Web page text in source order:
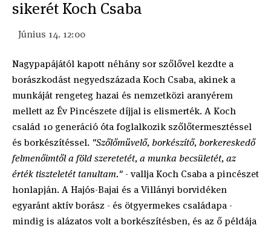
sikerét Koch Csaba
Június 14. 12:00
Nagypapájától kapott néhány sor szőlővel kezdte a
borászkodást negyedszázada Koch Csaba, akinek a
munkáját rengeteg hazai és nemzetközi aranyérem
mellett az Év Pincészete díjjal is elismerték. A Koch
család 10 generáció óta foglalkozik szőlőtermesztéssel
és borkészítéssel. "Szőlőművelő, borkészítő, borkereskedő
felmenőimtől a föld szeretetét, a munka becsületét, az
érték tiszteletét tanultam." - vallja Koch Csaba a pincészet
honlapján. A Hajós-Bajai és a Villányi borvidéken
egyaránt aktív borász - és ötgyermekes családapa -
mindig is alázatos volt a borkészítésben, és az ő példája